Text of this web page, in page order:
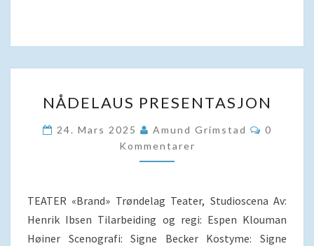
PRESENTASJON
NÅDELAUS PRESENTASJON
24. Mars 2025 Amund Grimstad
0
Kommentarer
TEATER «Brand» Trøndelag Teater, Studioscena Av:
Henrik Ibsen Tilarbeiding og regi: Espen Klouman
Høiner Scenografi: Signe Becker Kostyme: Signe